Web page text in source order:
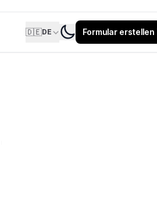
🇩🇪DE Formular erstellen